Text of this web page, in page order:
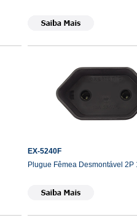
EX-5240F
Plugue Fêmea Desmontável 2P